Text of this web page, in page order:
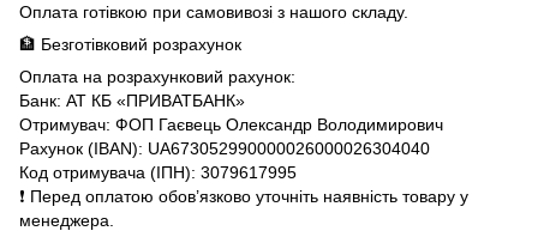
Оплата готівкою при самовивозі з нашого складу.
🏦 Безготівковий розрахунок
Оплата на розрахунковий рахунок:
Банк: АТ КБ «ПРИВАТБАНК»
Отримувач: ФОП Гаєвець Олександр Володимирович
Рахунок (IBAN): UA673052990000026000026304040
Код отримувача (ІПН): 3079617995
❗️ Перед оплатою обов’язково уточніть наявність товару у
менеджера.